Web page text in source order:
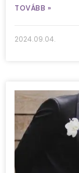
TOVÁBB »
2024.09.04.